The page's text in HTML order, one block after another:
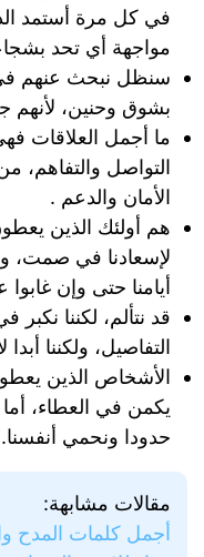
في كل مرة أستمد
مواجهة أي تحد
سنظل نبحث عنهم
بشوق وحنين، لأنهم
ما أجمل العلاقات
التواصل والتفاهم،
الأمان والدعم .
هم أولئك الذين
لإسعادنا في صمت،
أيامنا حتى وإن غابوا
قد نتألم، لكننا
التفاصيل، ولكننا
الأشخاص الذين
يكمن في العطاء، أما
حدودا ونحمي أنفسنا.
مقالات مشابهة:
أجمل كلمات المدح